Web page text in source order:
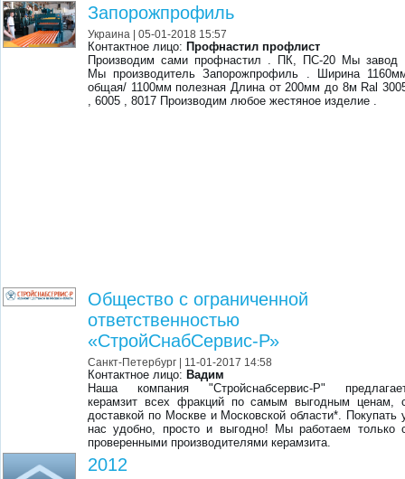
Запорожпрофиль
Украина | 05-01-2018 15:57
Контактное лицо: Профнастил профлист
Производим сами профнастил . ПК, ПС-20 Мы завод
Мы производитель Запорожпрофиль . Ширина
общая/ 1100мм полезная Длина от 200мм до 8м Ral
, 6005 , 8017 Производим любое жестяное изделие .
Общество с ограниченной
ответственностью
«СтройСнабСервис-Р»
Санкт-Петербург | 11-01-2017 14:58
Контактное лицо: Вадим
Наша компания "Стройснабсервис-Р"
керамзит всех фракций по самым выгодным ценам,
доставкой по Москве и Московской области*. Покупать
нас удобно, просто и выгодно! Мы работаем только
проверенными производителями керамзита.
2012